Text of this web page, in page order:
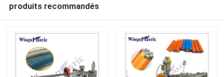
produits recommandés